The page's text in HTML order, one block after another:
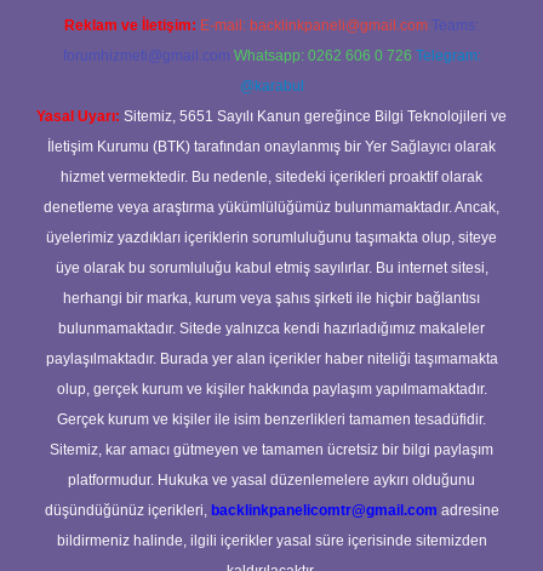
Reklam ve İletişim: E-mail: backlinkpaneli@gmail.com Teams:
forumhizmeti@gmail.com Whatsapp: 0262 606 0 726 Telegram:
@karabul
Yasal Uyarı: Sitemiz, 5651 Sayılı Kanun gereğince Bilgi Teknolojileri ve
İletişim Kurumu (BTK) tarafından onaylanmış bir Yer Sağlayıcı olarak
hizmet vermektedir. Bu nedenle, sitedeki içerikleri proaktif olarak
denetleme veya araştırma yükümlülüğümüz bulunmamaktadır. Ancak,
üyelerimiz yazdıkları içeriklerin sorumluluğunu taşımakta olup, siteye
üye olarak bu sorumluluğu kabul etmiş sayılırlar. Bu internet sitesi,
herhangi bir marka, kurum veya şahıs şirketi ile hiçbir bağlantısı
bulunmamaktadır. Sitede yalnızca kendi hazırladığımız makaleler
paylaşılmaktadır. Burada yer alan içerikler haber niteliği taşımamakta
olup, gerçek kurum ve kişiler hakkında paylaşım yapılmamaktadır.
Gerçek kurum ve kişiler ile isim benzerlikleri tamamen tesadüfidir.
Sitemiz, kar amacı gütmeyen ve tamamen ücretsiz bir bilgi paylaşım
platformudur. Hukuka ve yasal düzenlemelere aykırı olduğunu
düşündüğünüz içerikleri, backlinkpanelicomtr@gmail.com adresine
bildirmeniz halinde, ilgili içerikler yasal süre içerisinde sitemizden